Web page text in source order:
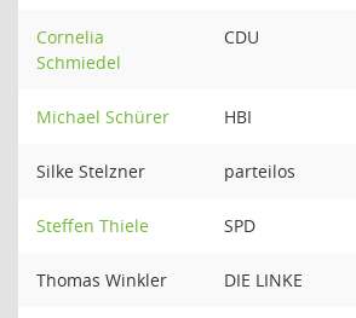
Cornelia
Schmiedel
CDU
Michael Schürer HBI
Silke Stelzner parteilos
Steffen Thiele SPD
Thomas Winkler DIE LINKE